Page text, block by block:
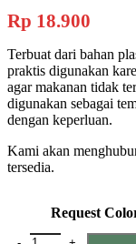
Rp 18.900
Terbuat dari bahan
praktis digunakan
agar makanan tidak
digunakan sebagai
dengan keperluan.
Kami akan
tersedia.
Request
KOTAK MAKAN